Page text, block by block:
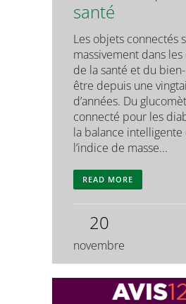
santé
Les objets connectés
massivement dans
de la santé et du bien-
être depuis une
d’années. Du
connecté pour les
la balance
l’indice de masse...
READ MORE
20
novembre